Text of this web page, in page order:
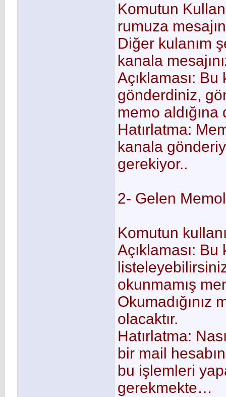
Komutun
rumuza
Diğer kulanım
kanala
Açıklaması:
gönderdiniz,
memo
Hatırlatma:
kanala
gerekiyor..
2- Gelen
Komutun
Açıklaması:
okunmamış
Okumadığınız
olacaktır.
Hatırlatma:
bir mail
bu işlemleri
gerekmekte…